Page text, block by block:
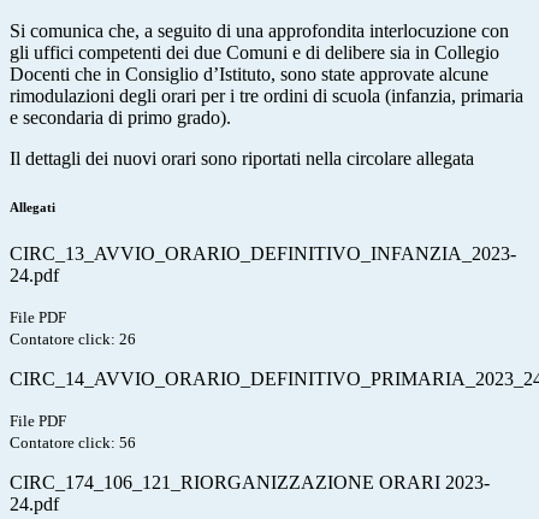
Si comunica che, a seguito di una approfondita interlocuzione con
gli uffici competenti dei due Comuni e di delibere sia in Collegio
Docenti che in Consiglio d’Istituto, sono state approvate alcune
rimodulazioni degli orari per i tre ordini di scuola (infanzia, primaria
e secondaria di primo grado).
Il dettagli dei nuovi orari sono riportati nella circolare allegata
Allegati
CIRC_13_AVVIO_ORARIO_DEFINITIVO_INFANZIA_2023-
24.pdf
File PDF
Contatore click: 26
File PDF
Contatore click: 56
CIRC_174_106_121_RIORGANIZZAZIONE ORARI 2023-
24.pdf